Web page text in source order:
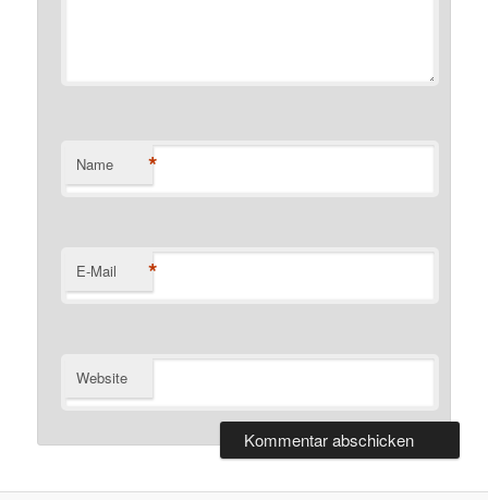
Name *
E-Mail *
Website